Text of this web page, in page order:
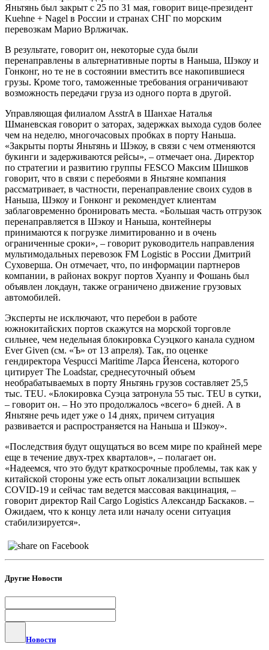
Яньтянь был закрыт с 25 по 31 мая, говорит вице-президент
Kuehne + Nagel в России и странах СНГ по морским
перевозкам Марио Врлжичак.
В результате, говорит он, некоторые суда были
перенаправлены в альтернативные порты в Наньша, Шэкоу и
Гонконг, но те не в состоянии вместить все накопившиеся
грузы. Кроме того, таможенные требования ограничивают
возможность передачи груза из одного порта в другой.
Управляющая филиалом AsstrA в Шанхае Наталья
Шманевская говорит о заторах, задержках выхода судов более
чем на неделю, многочасовых пробках в порту Наньша.
«Закрыты порты Яньтянь и Шэкоу, в связи с чем отменяются
букинги и задерживаются рейсы», – отмечает она. Директор
по стратегии и развитию группы FESCO Максим Шишков
говорит, что в связи с перебоями в Яньтяне компания
рассматривает, в частности, перенаправление своих судов в
Наньша, Шэкоу и Гонконг и рекомендует клиентам
заблаговременно бронировать места. «Большая часть отгрузок
перенаправляется в Шэкоу и Наньша, контейнеры
принимаются к погрузке лимитированно и в очень
ограниченные сроки», – говорит руководитель направления
мультимодальных перевозок FM Logistic в России Дмитрий
Суховерша. Он отмечает, что, по информации партнеров
компании, в районах вокруг портов Хуанпу и Фошань был
объявлен локдаун, также ограничено движение грузовых
автомобилей.
Эксперты не исключают, что перебои в работе
южнокитайских портов скажутся на морской торговле
сильнее, чем недельная блокировка Суэцкого канала судном
Ever Given (см. «Ъ» от 13 апреля). Так, по оценке
гендиректора Vespucci Maritime Ларса Йенсена, которого
цитирует The Loadstar, среднесуточный объем
необрабатываемых в порту Яньтянь грузов составляет 25,5
тыс. TEU. «Блокировка Суэца затронула 55 тыс. TEU в сутки,
– говорит он. – Но это продолжалось «всего» 6 дней. А в
Яньтяне речь идет уже о 14 днях, причем ситуация
развивается и распространяется на Наньша и Шэкоу».
«Последствия будут ощущаться во всем мире по крайней мере
еще в течение двух-трех кварталов», – полагает он.
«Надеемся, что это будут краткосрочные проблемы, так как у
китайской стороны уже есть опыт локализации вспышек
COVID-19 и сейчас там ведется массовая вакцинация, –
говорит директор Rail Cargo Logistics Александр Баскаков. –
Ожидаем, что к концу лета или началу осени ситуация
стабилизируется».
Другие Новости
Новости